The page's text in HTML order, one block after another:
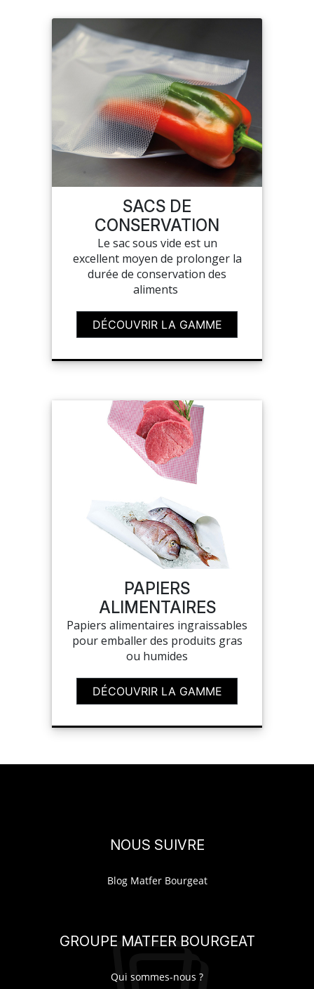
SACS DE
CONSERVATION
Le sac sous vide est un
excellent moyen de prolonger la
durée de conservation des
aliments
DÉCOUVRIR LA GAMME
PAPIERS
ALIMENTAIRES
Papiers alimentaires ingraissables
pour emballer des produits gras
ou humides
DÉCOUVRIR LA GAMME
NOUS SUIVRE
Blog Matfer Bourgeat
GROUPE MATFER BOURGEAT
Qui sommes-nous ?